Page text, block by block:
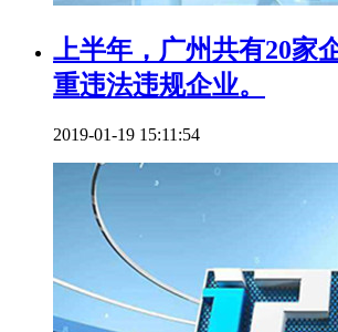
上半年，广州共有20家
重违法违规企业。
2019-01-19 15:11:54